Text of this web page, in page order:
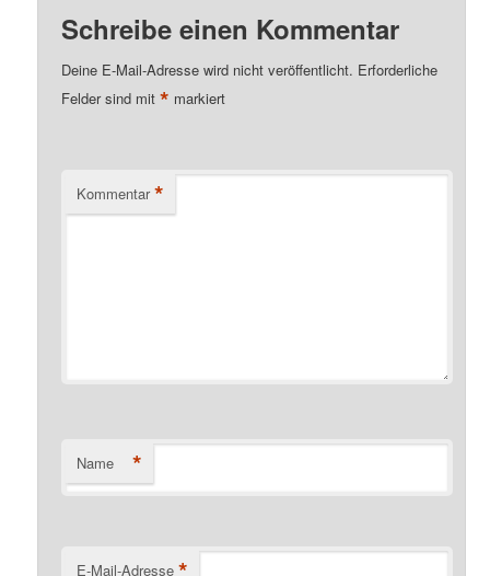
Schreibe einen Kommentar
Deine E-Mail-Adresse wird nicht veröffentlicht. Erforderliche
Felder sind mit* markiert
Kommentar *
Name *
E-Mail-Adresse